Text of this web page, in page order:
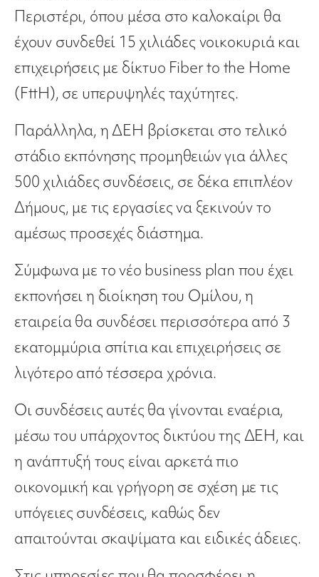
Περιστέρι, όπου μέσα στο καλοκαίρι θα
έχουν συνδεθεί 15 χιλιάδες νοικοκυριά και
επιχειρήσεις με δίκτυο Fiber to the Home
(FttH), σε υπερυψηλές ταχύτητες.
Παράλληλα, η ΔΕΗ βρίσκεται στο τελικό
στάδιο εκπόνησης προμηθειών για άλλες
500 χιλιάδες συνδέσεις, σε δέκα επιπλέον
Δήμους, με τις εργασίες να ξεκινούν το
αμέσως προσεχές διάστημα.
Σύμφωνα με το νέο business plan που έχει
εκπονήσει η διοίκηση του Ομίλου, η
εταιρεία θα συνδέσει περισσότερα από 3
εκατομμύρια σπίτια και επιχειρήσεις σε
λιγότερο από τέσσερα χρόνια.
Οι συνδέσεις αυτές θα γίνονται εναέρια,
μέσω του υπάρχοντος δικτύου της ΔΕΗ, και
η ανάπτυξή τους είναι αρκετά πιο
οικονομική και γρήγορη σε σχέση με τις
υπόγειες συνδέσεις, καθώς δεν
απαιτούνται σκαψίματα και ειδικές άδειες.